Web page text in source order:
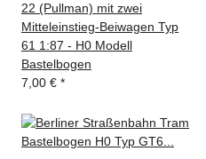
22 (Pullman) mit zwei
Mitteleinstieg-Beiwagen Typ
61 1:87 - H0 Modell
Bastelbogen
7,00 € *